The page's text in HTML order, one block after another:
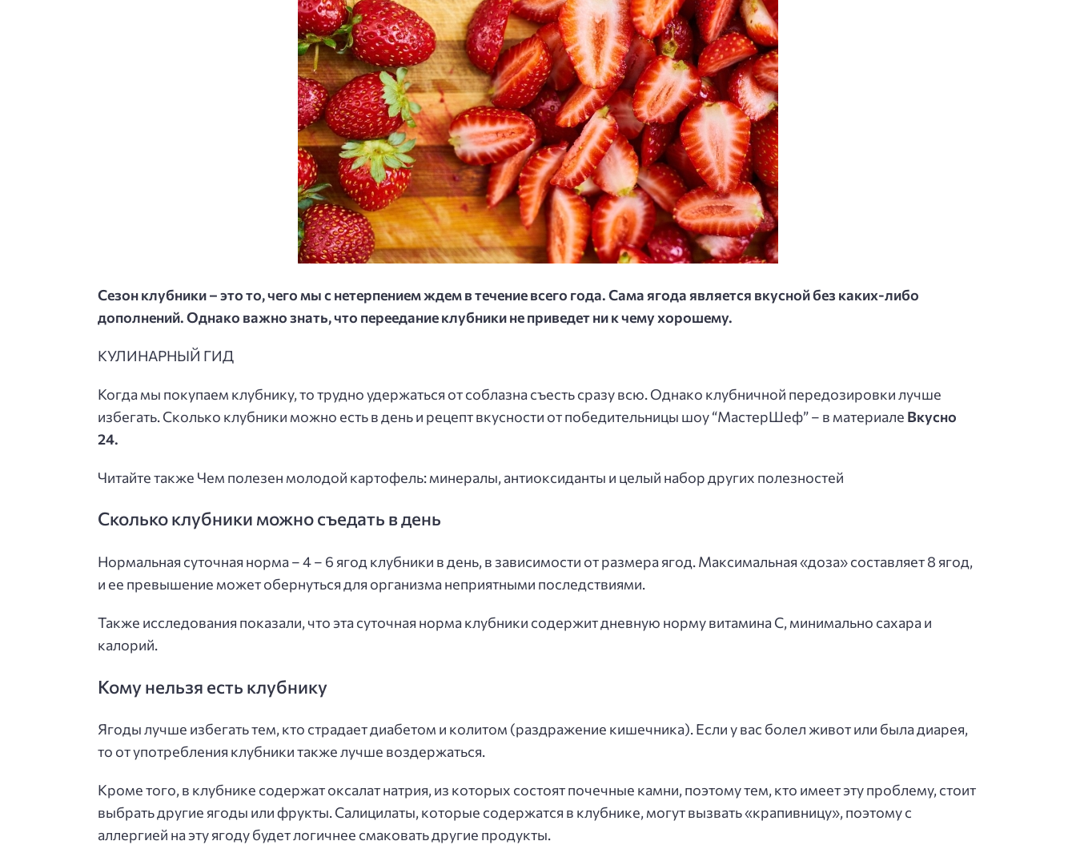
Сезон клубники – это то, чего мы с нетерпением ждем в течение всего года. Сама ягода является вкусной без каких-либо
дополнений. Однако важно знать, что переедание клубники не приведет ни к чему хорошему.
КУЛИНАРНЫЙ ГИД
Когда мы покупаем клубнику, то трудно удержаться от соблазна съесть сразу всю. Однако клубничной передозировки лучше
избегать. Сколько клубники можно есть в день и рецепт вкусности от победительницы шоу “МастерШеф” – в материале Вкусно
24.
Читайте также Чем полезен молодой картофель: минералы, антиоксиданты и целый набор других полезностей
Сколько клубники можно съедать в день
Нормальная суточная норма – 4 – 6 ягод клубники в день, в зависимости от размера ягод. Максимальная «доза» составляет 8 ягод,
и ее превышение может обернуться для организма неприятными последствиями.
Также исследования показали, что эта суточная норма клубники содержит дневную норму витамина С, минимально сахара и
калорий.
Кому нельзя есть клубнику
Ягоды лучше избегать тем, кто страдает диабетом и колитом (раздражение кишечника). Если у вас болел живот или была диарея,
то от употребления клубники также лучше воздержаться.
Кроме того, в клубнике содержат оксалат натрия, из которых состоят почечные камни, поэтому тем, кто имеет эту проблему, стоит
выбрать другие ягоды или фрукты. Салицилаты, которые содержатся в клубнике, могут вызвать «крапивницу», поэтому с
аллергией на эту ягоду будет логичнее смаковать другие продукты.